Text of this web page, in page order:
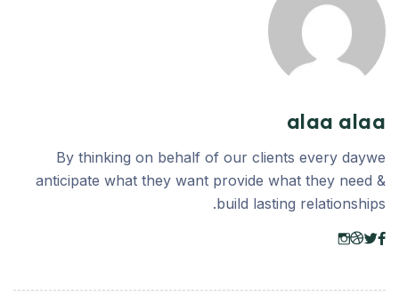
alaa alaa
By thinking on behalf of our clients every daywe
anticipate what they want provide what they need &
build lasting relationships.